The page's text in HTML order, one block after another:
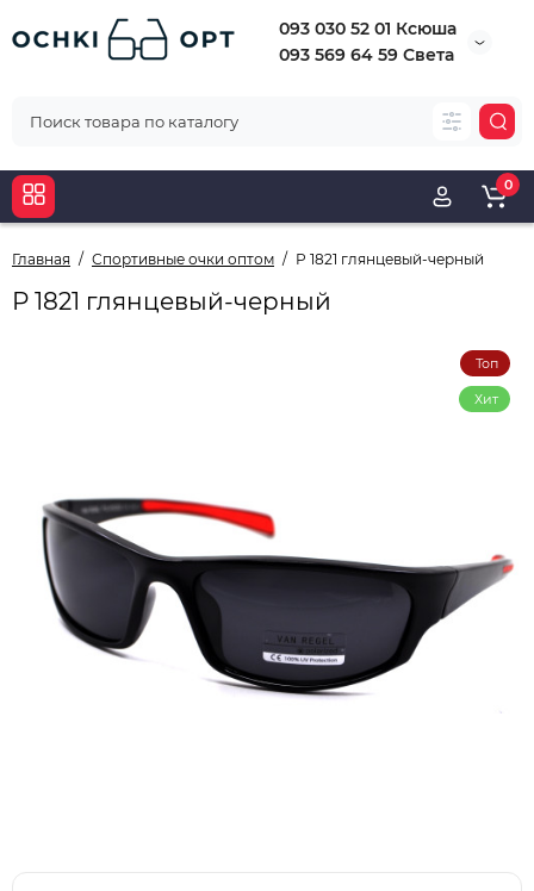
093 030 52 01 Ксюша
093 569 64 59 Света
0
Главная Спортивные очки оптом Р 1821 глянцевый-черный
Р 1821 глянцевый-черный
Топ
Хит